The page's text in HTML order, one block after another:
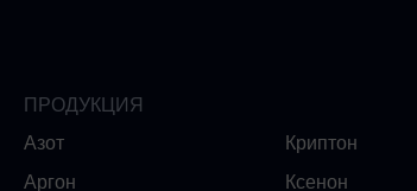
ПРОДУКЦИЯ
Азот
Аргон
Криптон
Ксенон